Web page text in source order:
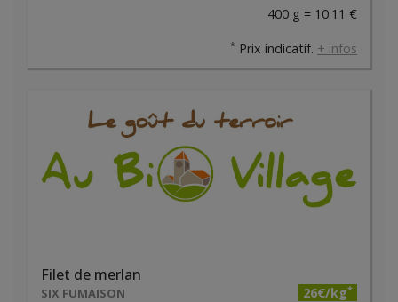
400 g = 10.11 €
* Prix indicatif. + infos
Filet de merlan
SIX FUMAISON 26€/kg*